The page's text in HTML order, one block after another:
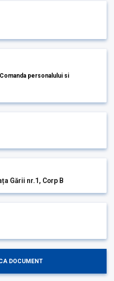
personalului si
Gării nr.1, Corp B
DOCUMENT